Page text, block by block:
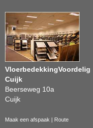
VloerbedekkingVoordelig
Cuijk
Beerseweg 10a
Cuijk
Maak een afspaak Route